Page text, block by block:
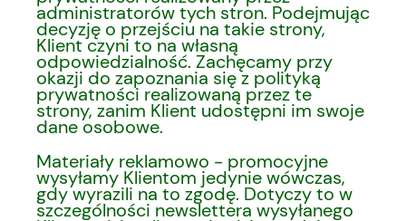
administratorów tych stron. Podejmując
decyzję o przejściu na takie strony,
Klient czyni to na własną
odpowiedzialność. Zachęcamy przy
okazji do zapoznania się z polityką
prywatności realizowaną przez te
strony, zanim Klient udostępni im swoje
dane osobowe.
Materiały reklamowo - promocyjne
wysyłamy Klientom jedynie wówczas,
gdy wyrazili na to zgodę. Dotyczy to w
szczególności newslettera wysyłanego